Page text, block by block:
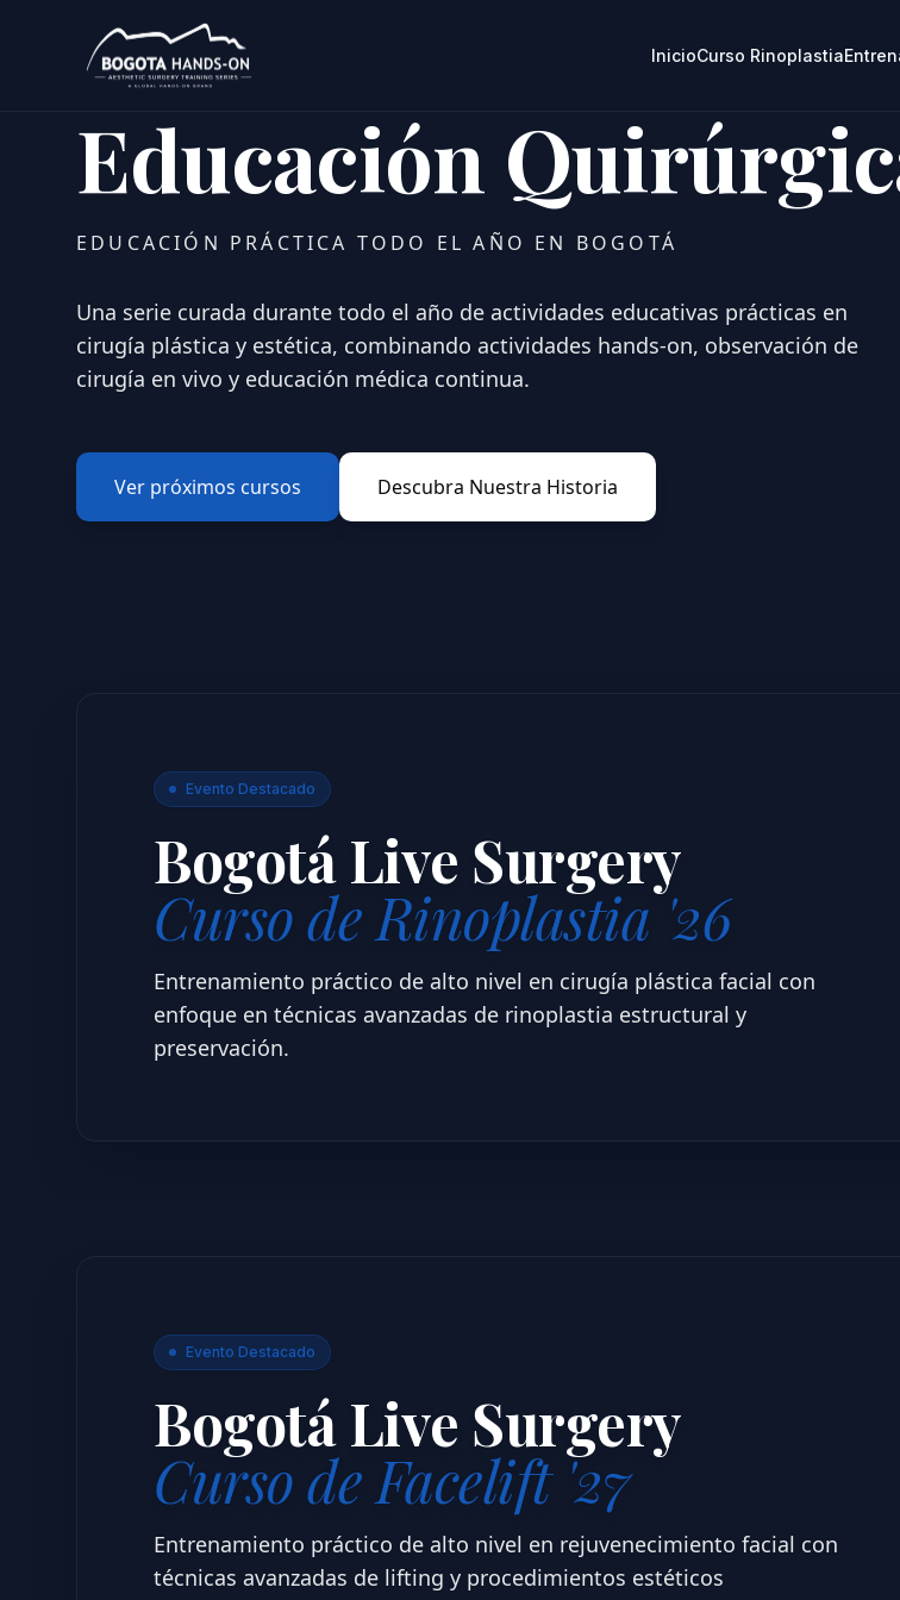
InicioCurso Rinoplastia
Educación
EDUCACIÓN PRÁCTICA TODO EL AÑO EN BOGOTÁ
Una serie curada durante todo el año de actividades educativas prácticas en
cirugía plástica y estética, combinando actividades hands-on, observación de
cirugía en vivo y educación médica continua.
Ver próximos cursos Descubra Nuestra Historia
Evento Destacado
Bogotá Live Surgery
Curso de Rinoplastia '26
Entrenamiento práctico de alto nivel en cirugía plástica facial con
enfoque en técnicas avanzadas de rinoplastia estructural y
preservación.
Evento Destacado
Bogotá Live Surgery
Curso de Facelift '27
Entrenamiento práctico de alto nivel en rejuvenecimiento facial con
técnicas avanzadas de lifting y procedimientos estéticos